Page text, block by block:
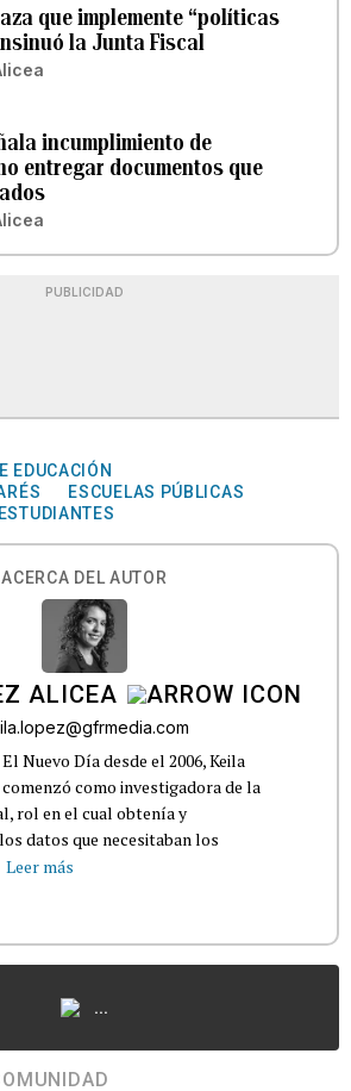
que implemente “políticas
la Junta Fiscal
incumplimiento de
entregar documentos que
PUBLICIDAD
EDUCACIÓN
ESCUELAS PÚBLICAS
ESTUDIANTES
ACERCA DEL AUTOR
ALICEA
Nuevo Día desde el 2006, Keila
como investigadora de la
rol en el cual obtenía y
datos que necesitaban los
Leer más
...